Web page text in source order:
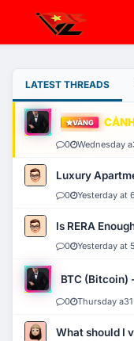
LATEST THREADS
VÀNG
0 Wednesday
Luxury
0 Yesterday at
Is RERA
0 Yesterday at
BTC (Bitcoin)
0 Thursday
What should I